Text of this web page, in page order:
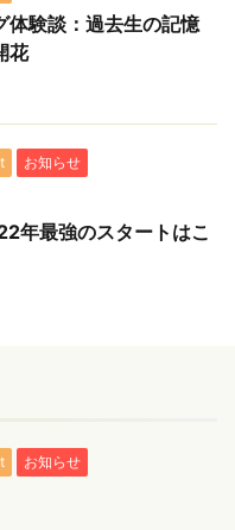
体験談：過去生の記憶
花
お知らせ
年最強のスタートはこ
お知らせ